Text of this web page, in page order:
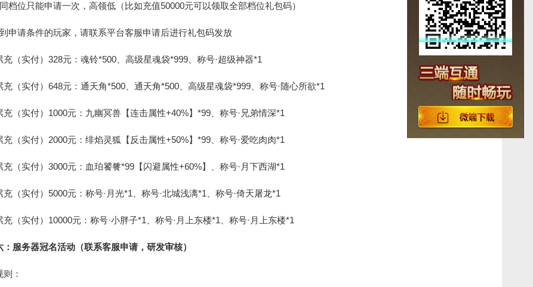
档位只能申请一次，高领低（比如充值50000元可以领取全部档位礼包码）
申请条件的玩家，请联系平台客服申请后进行礼包码发放
充（实付）328元：魂铃*500、高级星魂袋*999、称号·超级神器*1
充（实付）648元：通天角*500、通天角*500、高级星魂袋*999、称号·随心所欲*1
充（实付）1000元：九幽冥兽【连击属性+40%】*99、称号·兄弟情深*1
充（实付）2000元：绯焰灵狐【反击属性+50%】*99、称号·爱吃肉肉*1
充（实付）3000元：血珀饕餮*99【闪避属性+60%】、称号·月下西湖*1
充（实付）5000元：称号·月光*1、称号·北城浅漓*1、称号·倚天屠龙*1
充（实付）10000元：称号·小胖子*1、称号·月上东楼*1、称号·月上东楼*1
：服务器冠名活动（联系客服申请，研发审核）
：